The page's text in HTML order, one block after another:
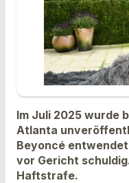
Im Juli 2025 wurde
Atlanta
Beyoncé
vor Gericht
Haftstrafe.